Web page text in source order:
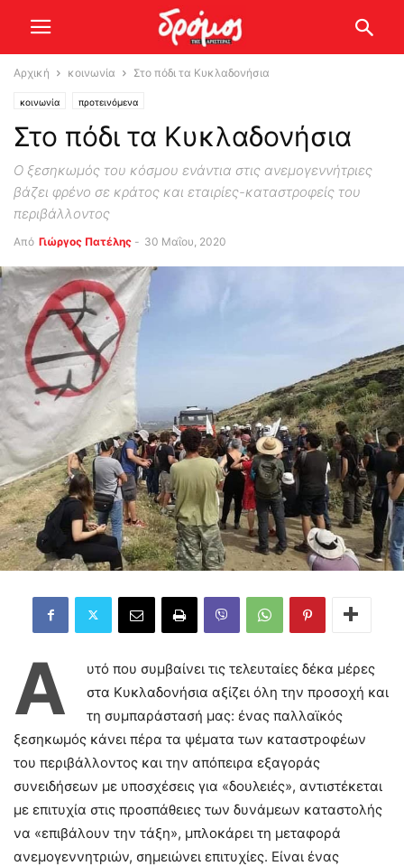
Αρχική κοινωνία Στο πόδι τα Κυκλαδονήσια
κοινωνία προτεινόμενα
Στο πόδι τα Κυκλαδονήσια
Ο ξεσηκωμός του κόσμου ενάντια στις ανεμογεννήτριες
βάζει φρένο σε κράτος και εταιρίες-καταστροφείς του
περιβάλλοντος
Από Γιώργος Πατέλης - 30 Μαΐου, 2020
Α
υτό που συμβαίνει τις τελευταίες δέκα μέρες
στα Κυκλαδονήσια αξίζει όλη την προσοχή και
τη συμπαράστασή μας: ένας παλλαϊκός
ξεσηκωμός κάνει πέρα τα ψέματα των καταστροφέων
του περιβάλλοντος και την απόπειρα εξαγοράς
συνειδήσεων με υποσχέσεις για «δουλειές», αντιστέκεται
με επιτυχία στις προσπάθειες των δυνάμεων καταστολής
να «επιβάλουν την τάξη», μπλοκάρει τη μεταφορά
ανεμογεννητριών, σημειώνει επιτυχίες. Είναι ένας